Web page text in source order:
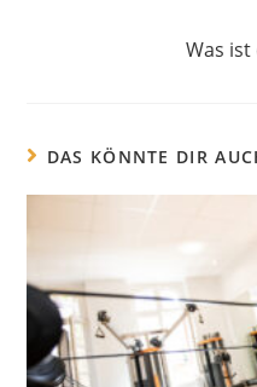
Was
DAS KÖNNTE DIR